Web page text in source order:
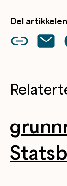
Del artikkelen